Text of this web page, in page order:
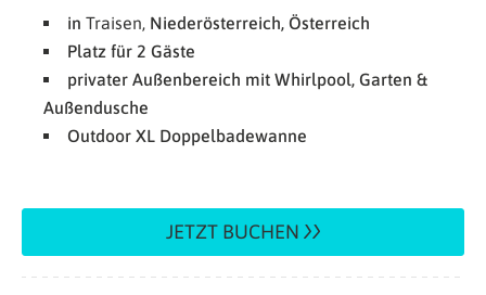
in Traisen, Niederösterreich, Österreich
Platz für 2 Gäste
privater Außenbereich mit Whirlpool, Garten &
Außendusche
Outdoor XL Doppelbadewanne
JETZT BUCHEN